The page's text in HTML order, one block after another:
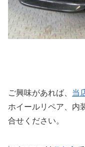
ご興味があれば、 当
ホイールリペア、内
合せください。